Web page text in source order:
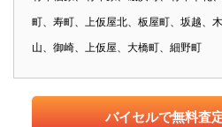
町、寿町、上仮屋北、板屋町、坂越、
山、御崎、上仮屋、大橋町、細野町
バイセルで無料査